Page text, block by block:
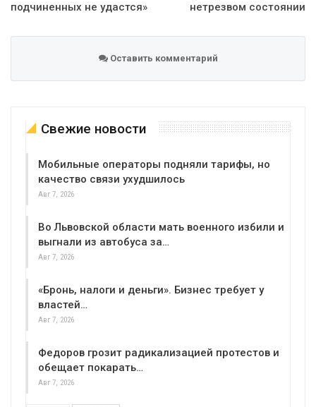
подчиненных не удастся»
нетрезвом состоянии
Оставить комментарий
Свежие новости
Мобильные операторы подняли тарифы, но
качество связи ухудшилось
Авг 7, 2026
Во Львовской области мать военного избили и
выгнали из автобуса за…
Авг 7, 2026
«Бронь, налоги и деньги». Бизнес требует у
властей…
Авг 7, 2026
Федоров грозит радикализацией протестов и
обещает покарать…
Авг 7, 2026